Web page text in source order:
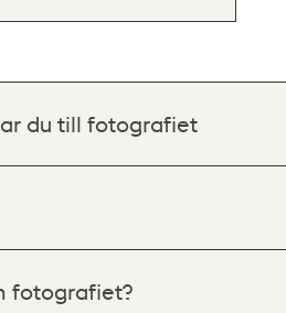
du till fotografiet
fotografiet?